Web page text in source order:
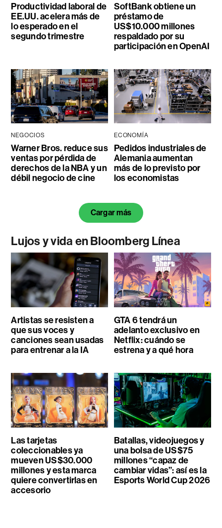
Productividad laboral de
EE.UU. acelera más de
lo esperado en el
segundo trimestre
SoftBank obtiene un
préstamo de
US$10.000 millones
respaldado por su
participación en OpenAI
NEGOCIOS
Warner Bros. reduce sus
ventas por pérdida de
derechos de la NBA y un
débil negocio de cine
ECONOMÍA
Pedidos industriales de
Alemania aumentan
más de lo previsto por
los economistas
Cargar más
Lujos y vida en Bloomberg Línea
Artistas se resisten a
que sus voces y
canciones sean usadas
para entrenar a la IA
GTA 6 tendrá un
adelanto exclusivo en
Netflix: cuándo se
estrena y a qué hora
Las tarjetas
coleccionables ya
mueven US$30.000
millones y esta marca
quiere convertirlas en
accesorio
Batallas, videojuegos y
una bolsa de US$75
millones “capaz de
cambiar vidas”: así es la
Esports World Cup 2026